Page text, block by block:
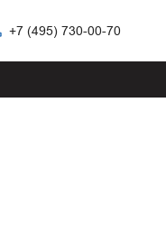
+7 (495) 730-00-70